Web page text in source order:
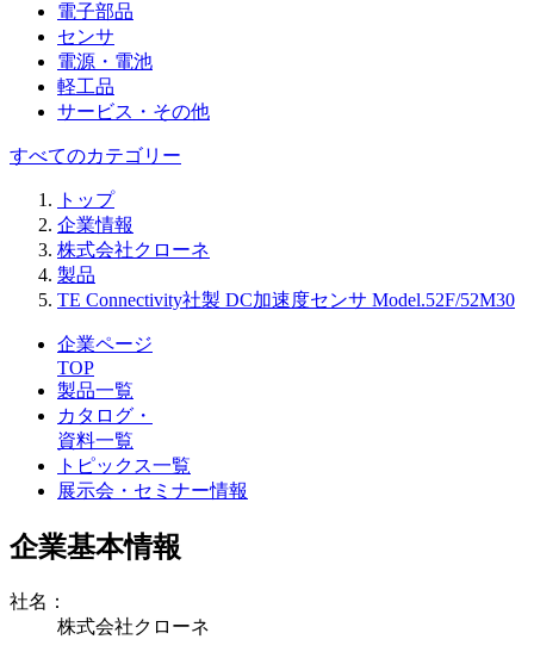
電子部品
センサ
電源・電池
軽工品
サービス・その他
すべてのカテゴリー
トップ
企業情報
株式会社クローネ
製品
TE Connectivity社製 DC加速度センサ Model.52F/52M30
企業ページ
TOP
製品一覧
カタログ・
資料一覧
トピックス一覧
展示会・セミナー情報
企業基本情報
社名：
株式会社クローネ